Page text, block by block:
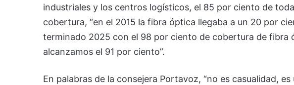
industriales y los centros logísticos, el 85 por ciento de
cobertura, “en el 2015 la fibra óptica llegaba a un 20 por
terminado 2025 con el 98 por ciento de cobertura de fibra
alcanzamos el 91 por ciento”.
En palabras de la consejera Portavoz, “no es casualidad,